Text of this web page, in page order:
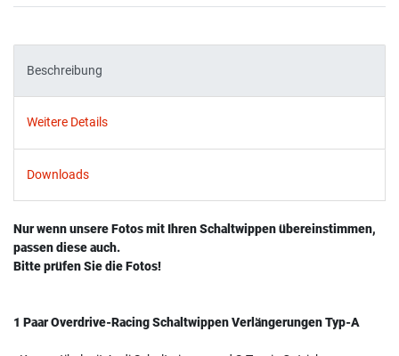
Beschreibung
Weitere Details
Downloads
Nur wenn unsere Fotos mit Ihren Schaltwippen übereinstimmen,
passen diese auch.
Bitte prüfen Sie die Fotos!
1 Paar Overdrive-Racing Schaltwippen Verlängerungen Typ-A